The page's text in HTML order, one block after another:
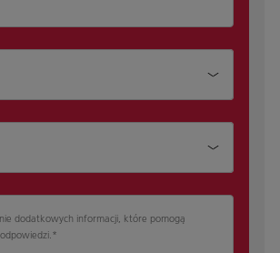
dodatkowych informacji, które pomogą
*